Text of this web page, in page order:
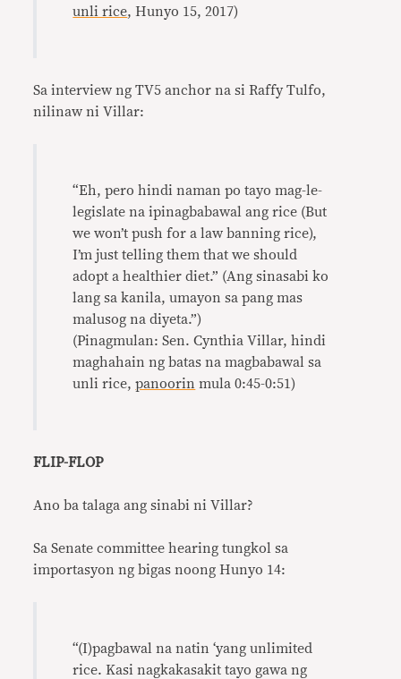
unli rice, Hunyo 15, 2017)
Sa interview ng TV5 anchor na si Raffy Tulfo,
nilinaw ni Villar:
“Eh, pero hindi naman po tayo mag-le-
legislate na ipinagbabawal ang rice (But
we won’t push for a law banning rice),
I’m just telling them that we should
adopt a healthier diet.” (Ang sinasabi ko
lang sa kanila, umayon sa pang mas
malusog na diyeta.”)
(Pinagmulan: Sen. Cynthia Villar, hindi
maghahain ng batas na magbabawal sa
unli rice,panoorin mula 0:45-0:51)
FLIP-FLOP
Ano ba talaga ang sinabi ni Villar?
Sa Senate committee hearing tungkol sa
importasyon ng bigas noong Hunyo 14:
“(I)pagbawal na natin ‘yang unlimited
rice. Kasi nagkakasakit tayo gawa ng